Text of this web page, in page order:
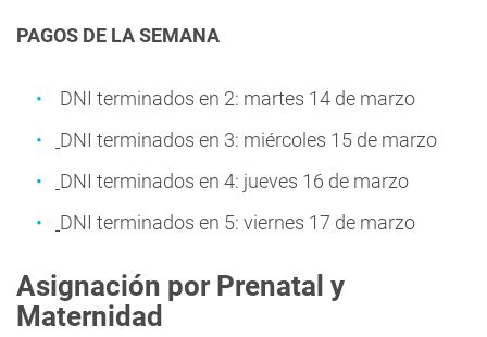
PAGOS DE LA SEMANA
DNI terminados en 2: martes 14 de marzo
DNI terminados en 3: miércoles 15 de marzo
DNI terminados en 4: jueves 16 de marzo
DNI terminados en 5: viernes 17 de marzo
Asignación por Prenatal y
Maternidad